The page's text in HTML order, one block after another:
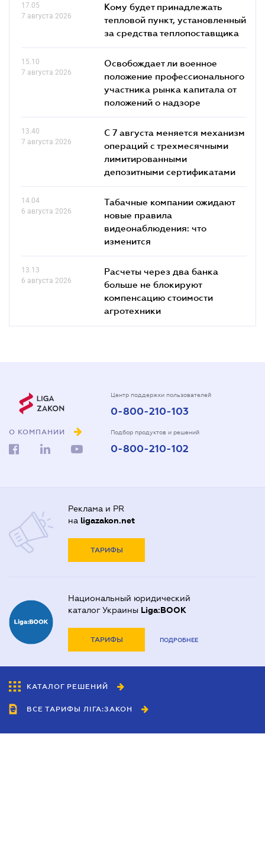
17.05
7 августа 2026
Кому будет принадлежать
тепловой пункт, установленный
за средства теплопоставщика
15.10
7 августа 2026
Освобождает ли военное
положение профессионального
участника рынка капитала от
положений о надзоре
13.40
7 августа 2026
С 7 августа меняется механизм
операций с трехмесячными
лимитированными
депозитными сертификатами
14.04
6 августа 2026
Табачные компании ожидают
новые правила
видеонаблюдения: что
изменится
13.13
6 августа 2026
Расчеты через два банка
больше не блокируют
компенсацию стоимости
агротехники
О КОМПАНИИ
Центр поддержки пользователей
0-800-210-103
Подбор продуктов и решений
0-800-210-102
Реклама и PR
на ligazakon.net
ТАРИФЫ
Национальный юридический
каталог Украины Liga:BOOK
ТАРИФЫ ПОДРОБНЕЕ
КАТАЛОГ РЕШЕНИЙ
ВСЕ ТАРИФЫ ЛІГА:ЗАКОН